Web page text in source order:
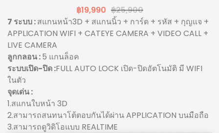
฿19,990 ฿25,900
7 ระบบ :สแกนหน้า3D + สแกนนิ้ว + การ์ด + รหัส + กุญแจ +
APPLICATION WIFI + CATEYE CAMERA + VIDEO CALL +
LIVE CAMERA
ลูกกลอน :5 แกนล็อค
ระบบเปิด-ปิด :FULL AUTO LOCK เปิด-ปิดอัตโนมัติ มี WIFI
ในตัว
จุดเด่น :
1.สแกนใบหน้า 3D
2.สามารถสนทนาโต้ตอบกันได้ผ่าน APPLICATION บนมือถือ
3.สามารถดูวิดิโอแบบ REALTIME